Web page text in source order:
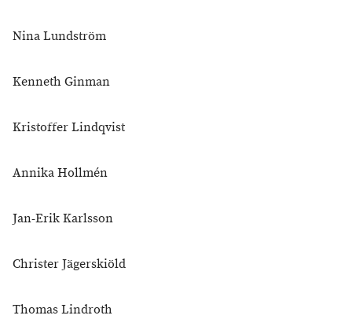
Nina Lundström
Kenneth Ginman
Kristoffer Lindqvist
Annika Hollmén
Jan-Erik Karlsson
Christer Jägerskiöld
Thomas Lindroth